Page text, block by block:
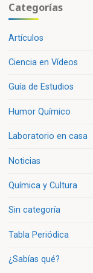
Categorías
Artículos
Ciencia en Vídeos
Guía de Estudios
Humor Químico
Laboratorio en casa
Noticias
Química y Cultura
Sin categoría
Tabla Periódica
¿Sabías qué?